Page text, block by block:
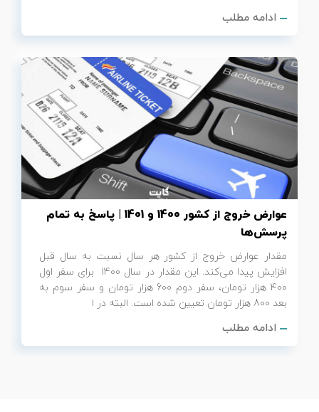
ادامه مطلب
عوارض خروج از کشور 1400 و 1401 | پاسخ به تمام
پرسش‌ها
مقدار عوارض خروج از کشور هر سال نسبت به سال قبل
افزایش پیدا می‌کند. این مقدار در سال 1400 برای سفر اول
۴۰۰ هزار تومان، سفر دوم 600 هزار تومان و سفر سوم به
بعد 800 هزار تومان تعیین شده است. البته در ا
ادامه مطلب